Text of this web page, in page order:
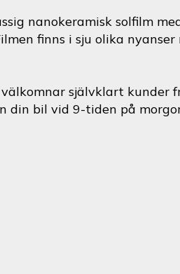
nanokeramisk solfilm
finns i sju olika nyanser
självklart kunder
din bil vid 9-tiden på